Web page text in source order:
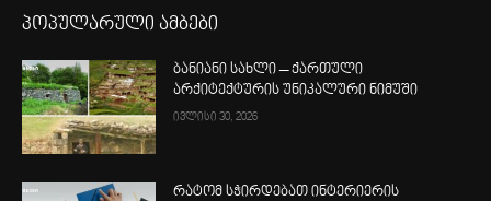
პოპულარული ამბები
ბანიანი სახლი – ქართული
არქიტექტურის უნიკალური ნიმუში
ივლისი 30, 2026
რატომ სჭირდებათ ინტერიერის